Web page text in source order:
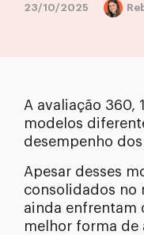
23/10/2025
A avaliação 360,
modelos
desempenho
Apesar desses
consolidados no
ainda enfrentam
melhor forma de